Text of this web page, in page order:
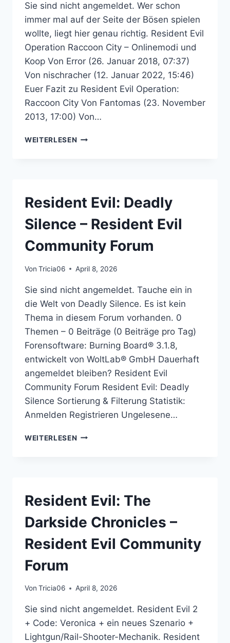
Sie sind nicht angemeldet. Wer schon
immer mal auf der Seite der Bösen spielen
wollte, liegt hier genau richtig. Resident Evil
Operation Raccoon City – Onlinemodi und
Koop Von Error (26. Januar 2018, 07:37)
Von nischracher (12. Januar 2022, 15:46)
Euer Fazit zu Resident Evil Operation:
Raccoon City Von Fantomas (23. November
2013, 17:00) Von…
WEITERLESEN RESIDENT
RESIDENT
COMMUNITY
Resident Evil: Deadly
Silence – Resident Evil
Community Forum
Von Tricia06 April 8, 2026
Sie sind nicht angemeldet. Tauche ein in
die Welt von Deadly Silence. Es ist kein
Thema in diesem Forum vorhanden. 0
Themen – 0 Beiträge (0 Beiträge pro Tag)
Forensoftware: Burning Board® 3.1.8,
entwickelt von WoltLab® GmbH Dauerhaft
angemeldet bleiben? Resident Evil
Community Forum Resident Evil: Deadly
Silence Sortierung & Filterung Statistik:
Anmelden Registrieren Ungelesene…
WEITERLESEN RESIDENT
EVIL
FORUM
Resident Evil: The
Darkside Chronicles –
Resident Evil Community
Forum
Von Tricia06 April 8, 2026
Sie sind nicht angemeldet. Resident Evil 2
+ Code: Veronica + ein neues Szenario +
Lightgun/Rail-Shooter-Mechanik. Resident